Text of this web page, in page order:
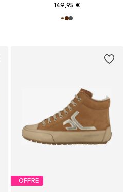
149,95 €
OFFRE